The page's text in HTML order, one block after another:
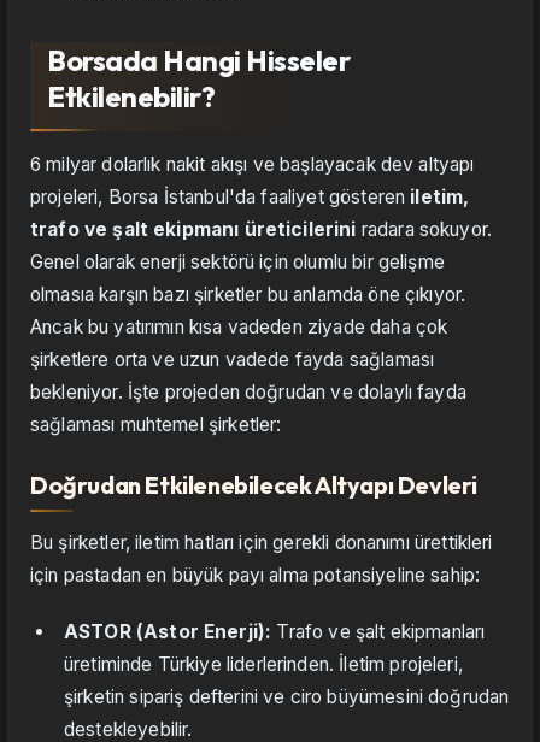
Borsada Hangi Hisseler
Etkilenebilir?
6 milyar dolarlık nakit akışı ve başlayacak dev altyapı
projeleri, Borsa İstanbul'da faaliyet gösteren iletim,
trafo ve şalt ekipmanı üreticilerini radara sokuyor.
Genel olarak enerji sektörü için olumlu bir gelişme
olmasıa karşın bazı şirketler bu anlamda öne çıkıyor.
Ancak bu yatırımın kısa vadeden ziyade daha çok
şirketlere orta ve uzun vadede fayda sağlaması
bekleniyor. İşte projeden doğrudan ve dolaylı fayda
sağlaması muhtemel şirketler:
Doğrudan Etkilenebilecek Altyapı Devleri
Bu şirketler, iletim hatları için gerekli donanımı ürettikleri
için pastadan en büyük payı alma potansiyeline sahip:
ASTOR (Astor Enerji): Trafo ve şalt ekipmanları
üretiminde Türkiye liderlerinden. İletim projeleri,
şirketin sipariş defterini ve ciro büyümesini doğrudan
destekleyebilir.